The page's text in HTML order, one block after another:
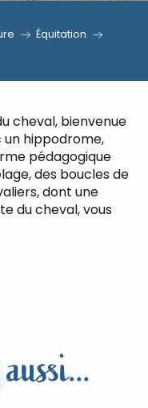
Équitation
cheval, bienvenue
un hippodrome,
pédagogique
des boucles de
dont une
du cheval, vous
de Bacqueville-en-